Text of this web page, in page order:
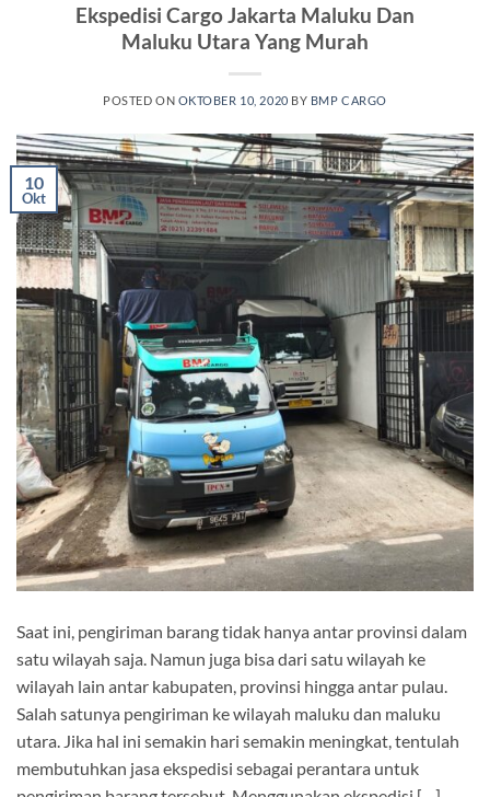
Ekspedisi Cargo Jakarta Maluku Dan
Maluku Utara Yang Murah
POSTED ON OKTOBER 10, 2020 BY BMP CARGO
10
Okt
Saat ini, pengiriman barang tidak hanya antar provinsi dalam
satu wilayah saja. Namun juga bisa dari satu wilayah ke
wilayah lain antar kabupaten, provinsi hingga antar pulau.
Salah satunya pengiriman ke wilayah maluku dan maluku
utara. Jika hal ini semakin hari semakin meningkat, tentulah
membutuhkan jasa ekspedisi sebagai perantara untuk